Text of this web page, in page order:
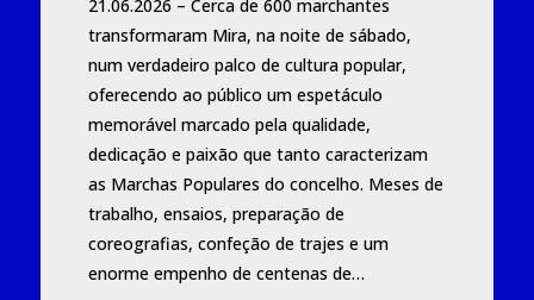
21.06.2026 – Cerca de 600 marchantes
transformaram Mira, na noite de sábado,
num verdadeiro palco de cultura popular,
oferecendo ao público um espetáculo
memorável marcado pela qualidade,
dedicação e paixão que tanto caracterizam
as Marchas Populares do concelho. Meses de
trabalho, ensaios, preparação de
coreografias, confeção de trajes e um
enorme empenho de centenas de…